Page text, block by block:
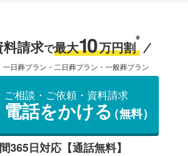
請求で最大10万円割
※
一日葬プラン・二日葬プラン・一般葬プラン
ご相談・ご依頼・資料請求
電話をかける（無料）
365日対応【通話無料】